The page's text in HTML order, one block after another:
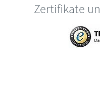
Zertifikate